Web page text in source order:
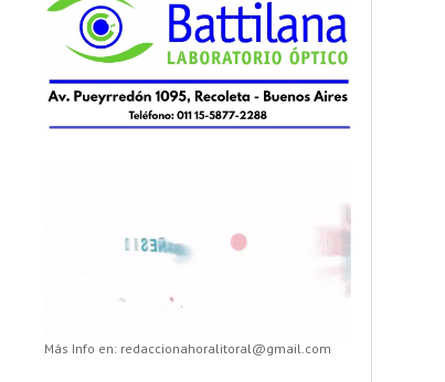
Más Info en: redaccionahoralitoral@gmail.com